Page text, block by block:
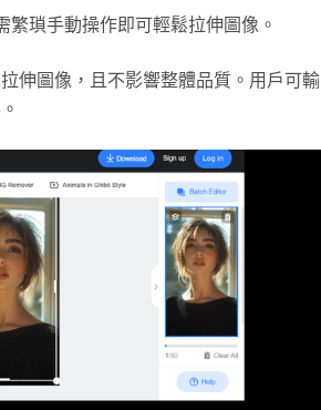
瑣手動操作即可輕鬆拉伸圖像。
伸圖像，且不影響整體品質。用戶可輸